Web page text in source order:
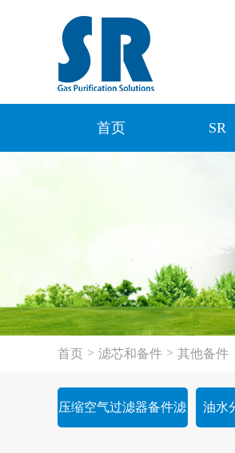
首页 SR
首页 > 滤芯和备件 > 其他备件
压缩空气过滤器备件滤 油水